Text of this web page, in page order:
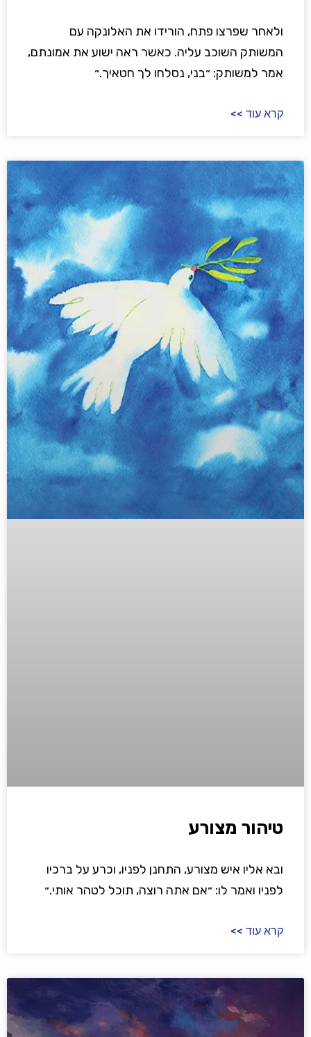
ולאחר שפרצו פתח, הורידו את האלונקה עם
המשותק השוכב עליה. כאשר ראה ישוע את אמונתם,
אמר למשותק: ״בני, נסלחו לך חטאיך.״
קרא עוד >>
טיהור מצורע
ובא אליו איש מצורע, התחנן לפניו, וכרע על ברכיו
לפניו ואמר לו: ״אם אתה רוצה, תוכל לטהר אותי.״
קרא עוד >>